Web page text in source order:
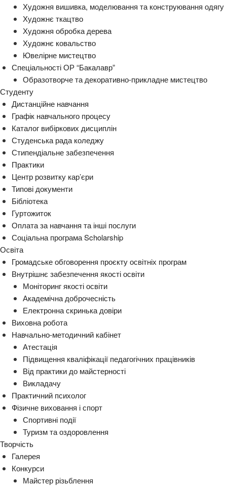
Художня вишивка, моделювання та конструювання одягу
Художнє ткацтво
Художня обробка дерева
Художнє ковальство
Ювелірне мистецтво
Спеціальності ОР “Бакалавр”
Образотворче та декоративно-прикладне мистецтво
Студенту
Дистанційне навчання
Графік навчального процесу
Каталог вибіркових дисциплін
Студенська рада коледжу
Стипендіальне забезпечення
Практики
Центр розвитку кар’єри
Типові документи
Бібліотека
Гуртожиток
Оплата за навчання та інші послуги
Соціальна програма Scholarship
Освіта
Громадське обговорення проєкту освітніх програм
Внутрішнє забезпечення якості освіти
Моніторинг якості освіти
Академічна доброчесність
Електронна скринька довіри
Виховна робота
Навчально-методичний кабінет
Атестація
Підвищення кваліфікації педагогічних працівників
Від практики до майстерності
Викладачу
Практичний психолог
Фізичне виховання і спорт
Спортивні події
Туризм та оздоровлення
Творчість
Галерея
Конкурси
Майстер різьблення